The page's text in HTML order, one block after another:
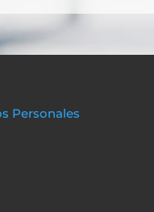
Personales